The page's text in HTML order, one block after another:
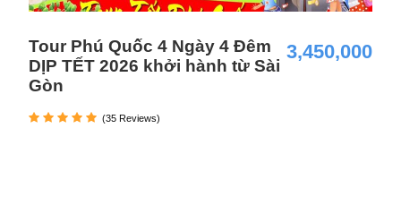
Tour Phú Quốc 4 Ngày 4 Đêm
DỊP TẾT 2026 khởi hành từ Sài
Gòn
3,450,000
(35 Reviews)